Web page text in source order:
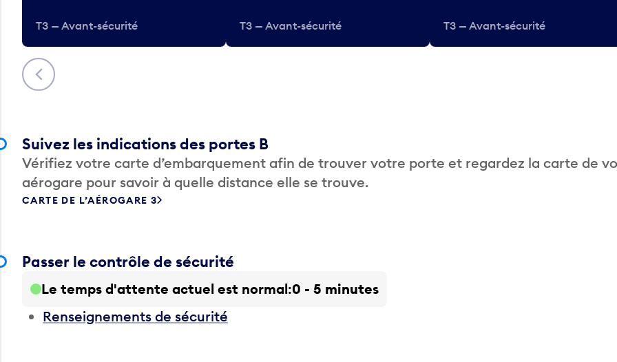
Précédent
T3 — Avant-sécurité T3 — Avant-sécurité T3 — Avant-sécurité
Suivez les indications des portes B
Vérifiez votre carte d’embarquement afin de trouver votre porte et regardez la carte de
aérogare pour savoir à quelle distance elle se trouve.
CARTE DE L’AÉROGARE 3
Passer le contrôle de sécurité
Le temps d'attente actuel est normal 0 - 5 minutes
Renseignements de sécurité